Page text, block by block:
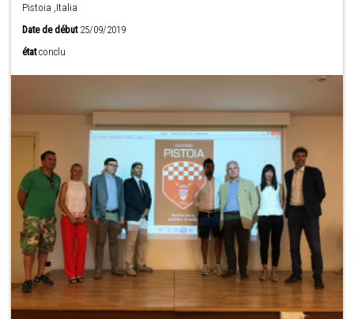
Pistoia ,Italia
Date de début25/09/2019
état conclu